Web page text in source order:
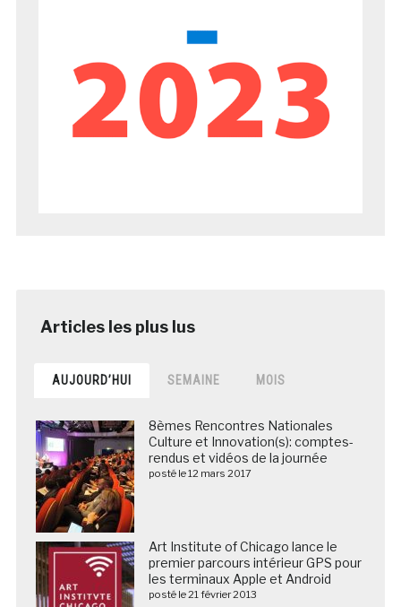
AUJOURD’HUI SEMAINE MOIS
8èmes Rencontres Nationales
Culture et Innovation(s): comptes-
rendus et vidéos de la journée
posté le 12 mars 2017
Art Institute of Chicago lance le
premier parcours intérieur GPS pour
les terminaux Apple et Android
posté le 21 février 2013